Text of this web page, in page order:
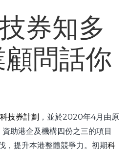
券知多
問話你
科技券計劃 ，並於2020年4月由原
助港企及機構四份之三的項目
，提升本港整體競爭力。初期科